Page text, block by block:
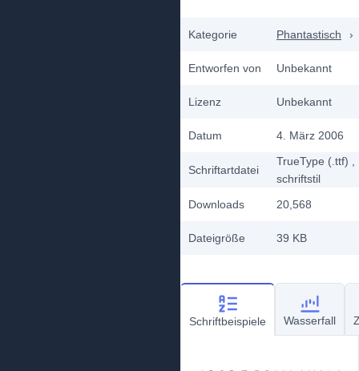
Kategorie Phantastisch ›
Entworfen von Unbekannt
Lizenz Unbekannt
Datum 4. März 2006
Schriftartdatei
TrueType (.ttf)
schriftstil
Downloads
20,568
Dateigröße 39 KB
Schriftbeispiele Wasserfall